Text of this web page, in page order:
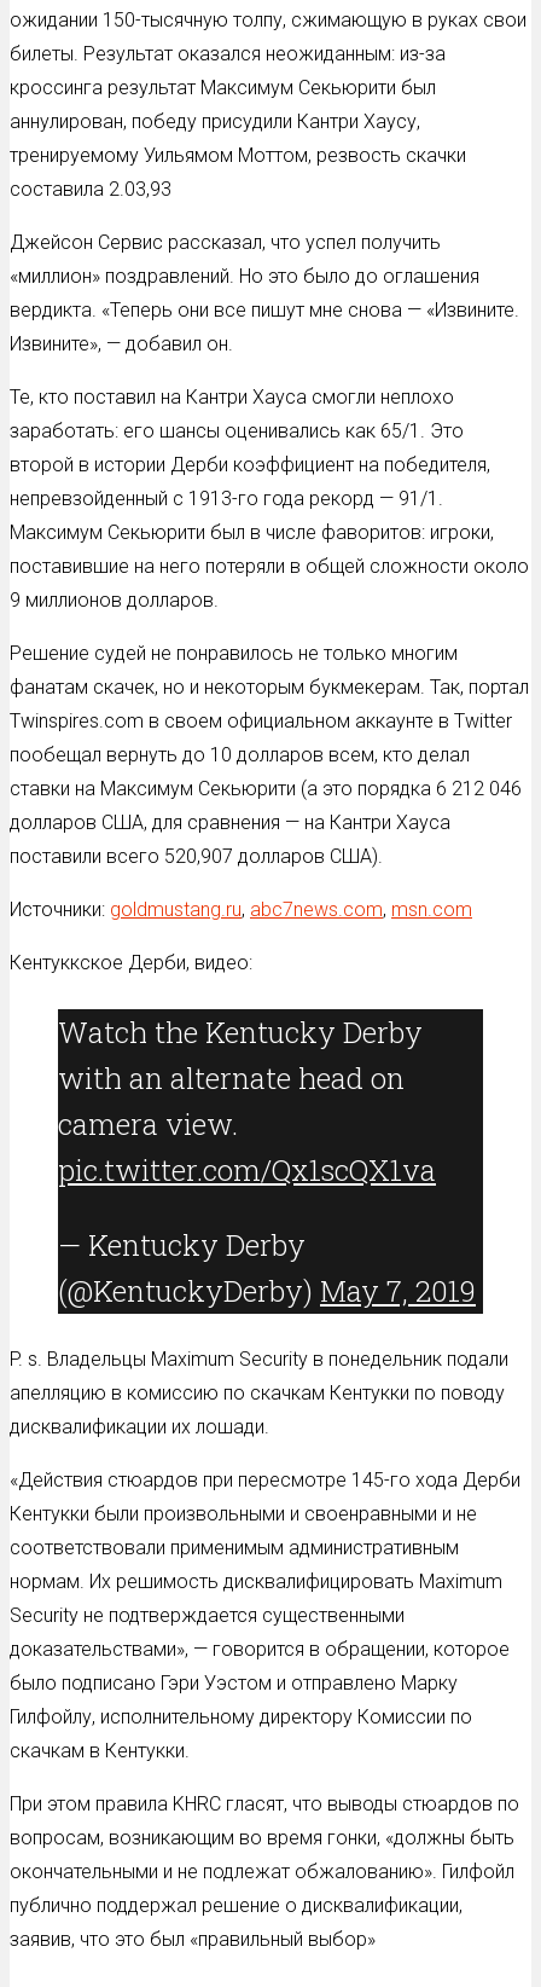
ожидании 150-тысячную толпу, сжимающую в руках свои
билеты. Результат оказался неожиданным: из-за
кроссинга результат Максимум Секьюрити был
аннулирован, победу присудили Кантри Хаусу,
тренируемому Уильямом Моттом, резвость скачки
составила 2.03,93
Джейсон Сервис рассказал, что успел получить
«миллион» поздравлений. Но это было до оглашения
вердикта. «Теперь они все пишут мне снова — «Извините.
Извините», — добавил он.
Те, кто поставил на Кантри Хауса смогли неплохо
заработать: его шансы оценивались как 65/1. Это
второй в истории Дерби коэффициент на победителя,
непревзойденный с 1913-го года рекорд — 91/1.
Максимум Секьюрити был в числе фаворитов: игроки,
поставившие на него потеряли в общей сложности около
9 миллионов долларов.
Решение судей не понравилось не только многим
фанатам скачек, но и некоторым букмекерам. Так, портал
Twinspires.com в своем официальном аккаунте в Twitter
пообещал вернуть до 10 долларов всем, кто делал
ставки на Максимум Секьюрити (а это порядка 6 212 046
долларов США, для сравнения — на Кантри Хауса
поставили всего 520,907 долларов США).
Источники: goldmustang.ru, abc7news.com, msn.com
Кентуккское Дерби, видео:
Watch the Kentucky Derby
with an alternate head on
camera view.
pic.twitter.com/Qx1scQX1va
— Kentucky Derby
(@KentuckyDerby) May 7, 2019
P. s. Владельцы Maximum Security в понедельник подали
апелляцию в комиссию по скачкам Кентукки по поводу
дисквалификации их лошади.
«Действия стюардов при пересмотре 145-го хода Дерби
Кентукки были произвольными и своенравными и не
соответствовали применимым административным
нормам. Их решимость дисквалифицировать Maximum
Security не подтверждается существенными
доказательствами», — говорится в обращении, которое
было подписано Гэри Уэстом и отправлено Марку
Гилфойлу, исполнительному директору Комиссии по
скачкам в Кентукки.
При этом правила KHRC гласят, что выводы стюардов по
вопросам, возникающим во время гонки, «должны быть
окончательными и не подлежат обжалованию». Гилфойл
публично поддержал решение о дисквалификации,
заявив, что это был «правильный выбор»